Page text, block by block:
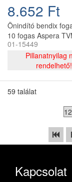
8.652 Ft
Önindító bendix
10 fogas Aspera
TVXL220, Tecumseh
01-15449
Pillanatnyilag
rendelhető!
59 találat
Kapcsolat